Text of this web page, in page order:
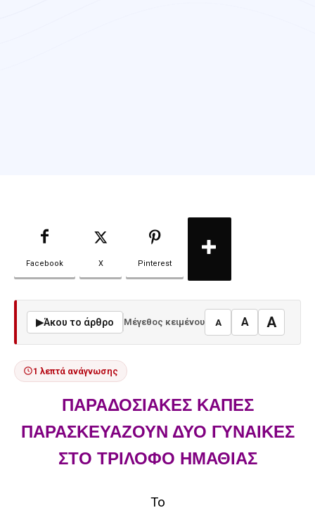
Facebook X Pinterest
▶Άκου το άρθρο Μέγεθος κειμένου A A A
1 λεπτά ανάγνωσης
ΠΑΡΑΔΟΣΙΑΚΕΣ ΚΑΠΕΣ
ΠΑΡΑΣΚΕΥΑΖΟΥΝ ΔΥΟ ΓΥΝΑΙΚΕΣ
ΣΤΟ ΤΡΙΛΟΦΟ ΗΜΑΘΙΑΣ
Το